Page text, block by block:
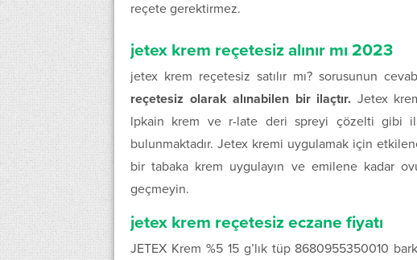
reçete gerektirmez.
jetex krem reçetesiz alınır mı 2023
jetex krem reçetesiz satılır mı? sorusunun
reçetesiz olarak alınabilen bir ilaçtır. Jetex
lpkain krem ve r-late deri spreyi çözelti gibi
bulunmaktadır. Jetex kremi uygulamak için
bir tabaka krem uygulayın ve emilene kadar
geçmeyin.
jetex krem reçetesiz eczane fiyatı
JETEX Krem %5 15 g’lık tüp 8680955350010